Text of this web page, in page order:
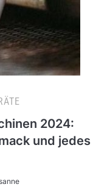
2024:
und jedes